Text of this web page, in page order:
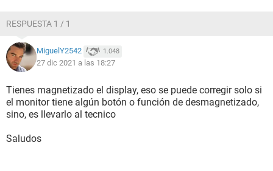
RESPUESTA 1 / 1
MiguelY2542 1.048
27 dic 2021 a las 18:27
Tienes magnetizado el display, eso se puede corregir solo si
el monitor tiene algún botón o función de desmagnetizado,
sino, es llevarlo al tecnico
Saludos